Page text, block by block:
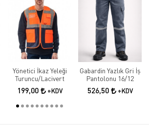
Yönetici İkaz Yeleği
Turuncu/Lacivert
199,00 +KDV
Gabardin Yazlık Gri İş
Pantolonu 16/12
526,50 +KDV